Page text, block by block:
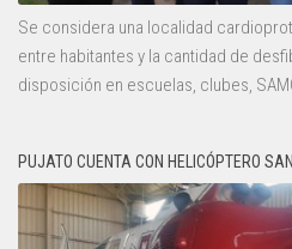
Se considera una localidad
entre habitantes y la cantidad de
disposición en escuelas, clubes,
PUJATO CUENTA CON HELICÓPTERO